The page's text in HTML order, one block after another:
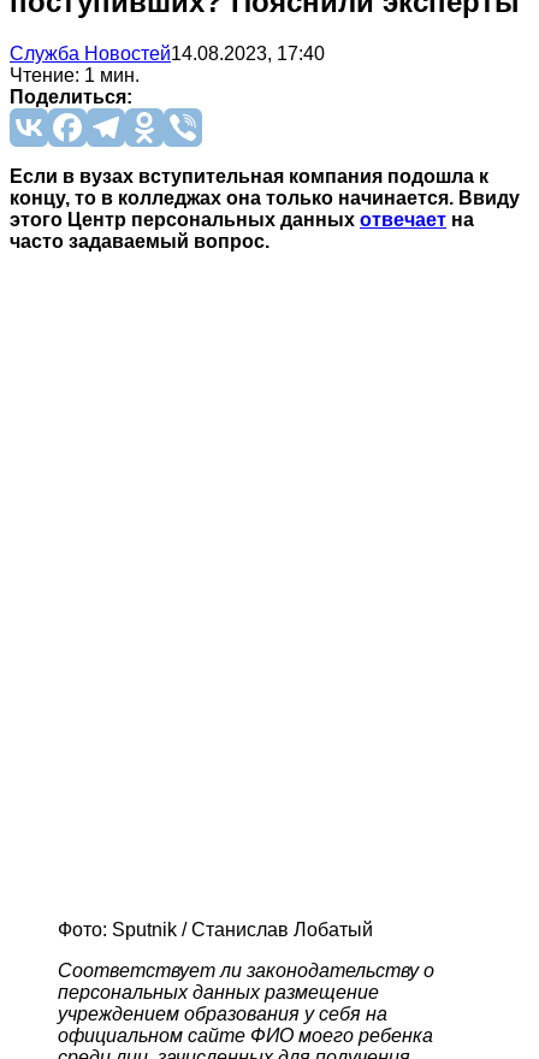
Служба Новостей14.08.2023, 17:40
Чтение: 1 мин.
Поделиться:
Если в вузах вступительная компания подошла к
концу, то в колледжах она только начинается. Ввиду
этого Центр персональных данных отвечает на
часто задаваемый вопрос.
Фото: Sputnik / Станислав Лобатый
Соответствует ли законодательству о
персональных данных размещение
учреждением образования у себя на
официальном сайте ФИО моего ребенка